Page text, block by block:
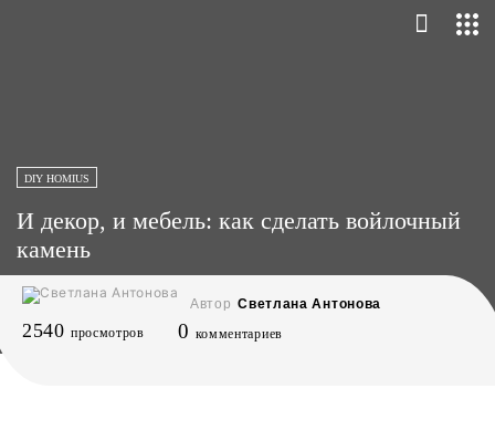
DIY HOMIUS
И декор, и мебель: как сделать войлочный
камень
Автор Светлана Антонова
2540 просмотров 0 комментариев